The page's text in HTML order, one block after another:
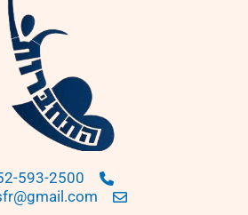
593-2500